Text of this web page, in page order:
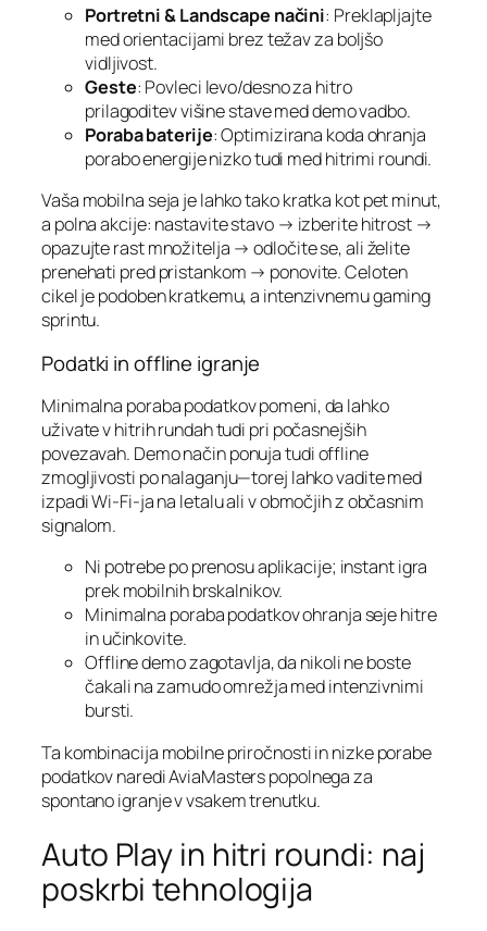
Portretni & Landscape načini: Preklapljajte
med orientacijami brez težav za boljšo
vidljivost.
Geste: Povleci levo/desno za hitro
prilagoditev višine stave med demo vadbo.
Poraba baterije: Optimizirana koda ohranja
porabo energije nizko tudi med hitrimi roundi.
Vaša mobilna seja je lahko tako kratka kot pet minut,
a polna akcije: nastavite stavo → izberite hitrost →
opazujte rast množitelja → odločite se, ali želite
prenehati pred pristankom → ponovite. Celoten
cikel je podoben kratkemu, a intenzivnemu gaming
sprintu.
Podatki in offline igranje
Minimalna poraba podatkov pomeni, da lahko
uživate v hitrih rundah tudi pri počasnejših
povezavah. Demo način ponuja tudi offline
zmogljivosti po nalaganju—torej lahko vadite med
izpadi Wi‑Fi-ja na letalu ali v območjih z občasnim
signalom.
Ni potrebe po prenosu aplikacije; instant igra
prek mobilnih brskalnikov.
Minimalna poraba podatkov ohranja seje hitre
in učinkovite.
Offline demo zagotavlja, da nikoli ne boste
čakali na zamudo omrežja med intenzivnimi
bursti.
Ta kombinacija mobilne priročnosti in nizke porabe
podatkov naredi AviaMasters popolnega za
spontano igranje v vsakem trenutku.
Auto Play in hitri roundi: naj
poskrbi tehnologija